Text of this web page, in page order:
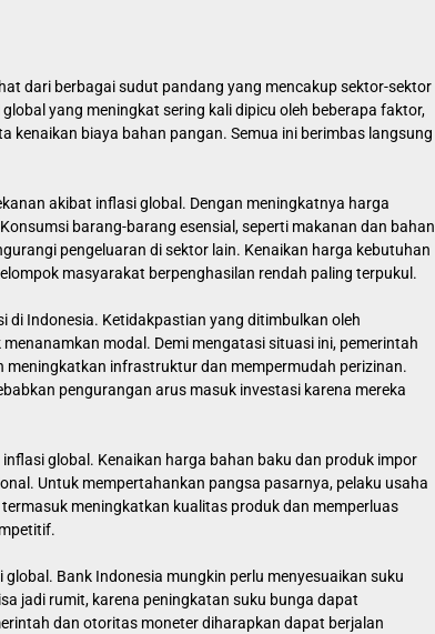
dari berbagai sudut pandang yang mencakup sektor-sektor
yang meningkat sering kali dipicu oleh beberapa faktor,
kenaikan biaya bahan pangan. Semua ini berimbas langsung
akibat inflasi global. Dengan meningkatnya harga
barang-barang esensial, seperti makanan dan bahan
pengeluaran di sektor lain. Kenaikan harga kebutuhan
masyarakat berpenghasilan rendah paling terpukul.
di Indonesia. Ketidakpastian yang ditimbulkan oleh
modal. Demi mengatasi situasi ini, pemerintah
infrastruktur dan mempermudah perizinan.
pengurangan arus masuk investasi karena mereka
global. Kenaikan harga bahan baku dan produk impor
Untuk mempertahankan pangsa pasarnya, pelaku usaha
meningkatkan kualitas produk dan memperluas
Bank Indonesia mungkin perlu menyesuaikan suku
jadi rumit, karena peningkatan suku bunga dapat
dan otoritas moneter diharapkan dapat berjalan